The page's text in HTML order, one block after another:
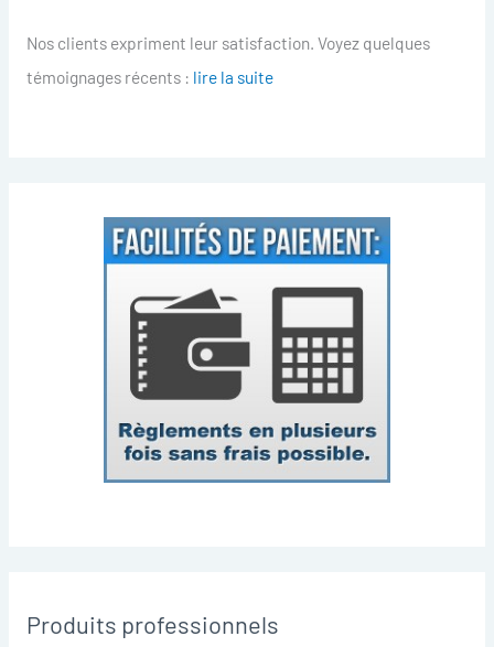
Nos clients expriment leur satisfaction. Voyez quelques
témoignages récents : lire la suite
Produits professionnels